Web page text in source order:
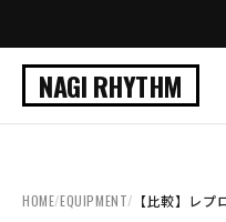
NAGI RHYTHM
HOME/EQUIPMENT/ 【比較】レ